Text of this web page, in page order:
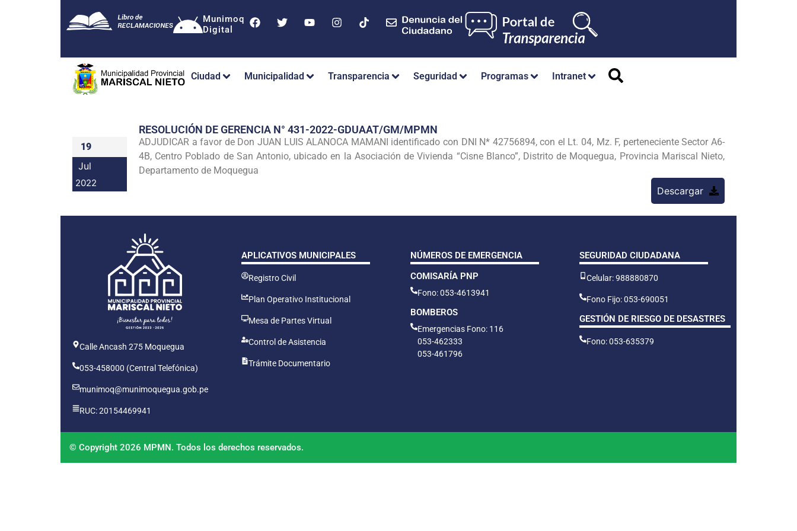
Munimoq
Digital
Ciudad Municipalidad Transparencia Seguridad Programas Intranet
19
Jul
2022
RESOLUCIÓN DE GERENCIA N° 431-2022-GDUAAT/GM/MPMN
ADJUDICAR a favor de Don JUAN LUIS ALANOCA MAMANI identificado con DNI N* 42756894, con el Lt. 04, Mz. F, perteneciente Sector A6-
4B, Centro Poblado de San Antonio, ubicado en la Asociación de Vivienda “Cisne Blanco”, Distrito de Moquegua, Provincia Mariscal Nieto,
Departamento de Moquegua
Descargar
Calle Ancash 275 Moquegua
053-458000 (Central Telefónica)
munimoq@munimoquegua.gob.pe
RUC: 20154469941
APLICATIVOS MUNICIPALES
Registro Civil
Plan Operativo Institucional
Mesa de Partes Virtual
Control de Asistencia
Trámite Documentario
NÚMEROS DE EMERGENCIA
COMISARÍA PNP
Fono: 053-4613941
BOMBEROS
Emergencias Fono: 116
053-462333
053-461796
SEGURIDAD CIUDADANA
Celular: 988880870
Fono Fijo: 053-690051
GESTIÓN DE RIESGO DE DESASTRES
Fono: 053-635379
© Copyright 2026 MPMN. Todos los derechos reservados.